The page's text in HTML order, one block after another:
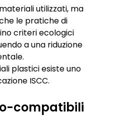
utilizzati, ma
le pratiche di
criteri ecologici
a una riduzione
plastici esiste uno
ISCC.
compatibili